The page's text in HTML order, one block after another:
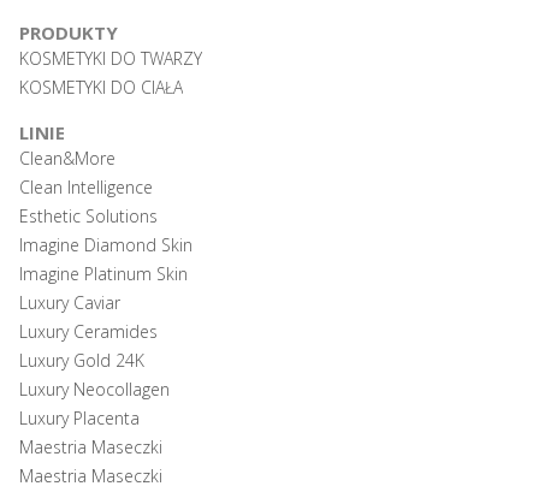
PRODUKTY
KOSMETYKI DO TWARZY
KOSMETYKI DO CIAŁA
LINIE
Clean&More
Clean Intelligence
Esthetic Solutions
Imagine Diamond Skin
Imagine Platinum Skin
Luxury Caviar
Luxury Ceramides
Luxury Gold 24K
Luxury Neocollagen
Luxury Placenta
Maestria Maseczki
Maestria Maseczki